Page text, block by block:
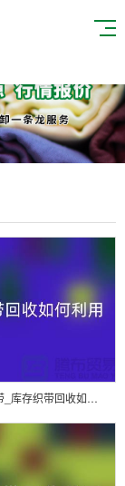
回收库存织带_库存织带回收如何利用_上海腾布贸易有限公司回收库存织带_库存织带回收如何利用_上海腾布贸易有限公司